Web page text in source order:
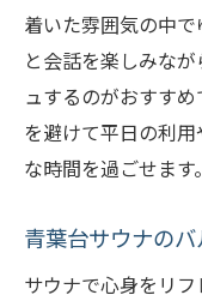
着いた雰囲気の中
と会話を楽しみな
ュするのがおすす
を避けて平日の利
な時間を過ごせます。
青葉台サウナの
サウナで心身をリ